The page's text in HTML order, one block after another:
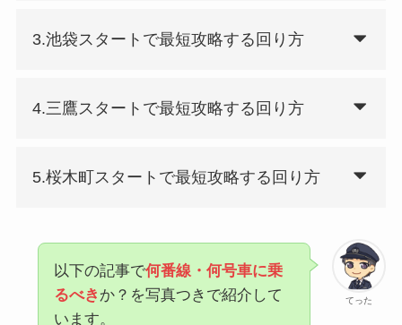
3.池袋スタートで最短攻略する回り方
4.三鷹スタートで最短攻略する回り方
5.桜木町スタートで最短攻略する回り方
てった
以下の記事で何番線・何号車に乗
るべき か？を写真つきで紹介して
います。